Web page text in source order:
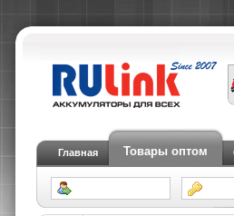
Главная Товары оптом